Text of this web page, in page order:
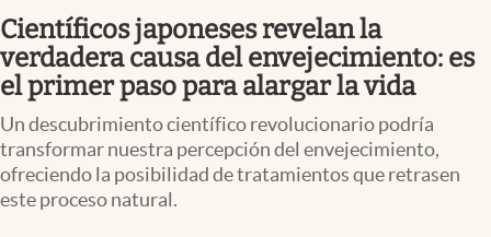
Científicos japoneses revelan la
verdadera causa del envejecimiento: es
el primer paso para alargar la vida
Un descubrimiento científico revolucionario podría
transformar nuestra percepción del envejecimiento,
ofreciendo la posibilidad de tratamientos que retrasen
este proceso natural.